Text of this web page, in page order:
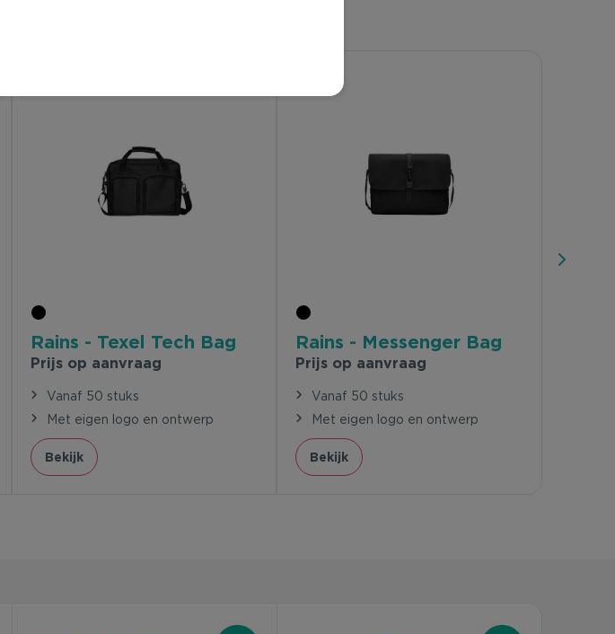
Rains - Texel Tech Bag
Prijs op aanvraag
Vanaf 50 stuks
Met eigen logo en ontwerp
Bekijk
Rains - Messenger Bag
Prijs op aanvraag
Vanaf 50 stuks
Met eigen logo en ontwerp
Bekijk